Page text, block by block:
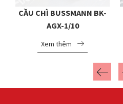
CẦU CHÌ BUSSMANN BK-
AGX-1/10
Xem thêm